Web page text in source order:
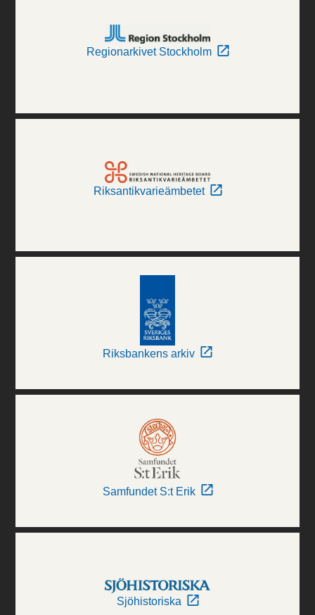
Regionarkivet Stockholm
Riksantikvarieämbetet
Riksbankens arkiv
Samfundet S:t Erik
Sjöhistoriska